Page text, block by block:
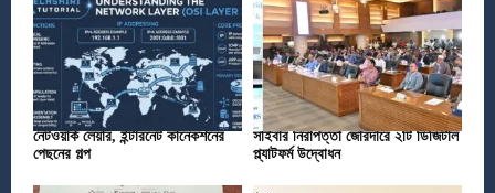
নেটওয়ার্ক লেয়ার, ইন্টারনেট কানেকশনের
পেছনের গল্প
সাইবার নিরাপত্তা জোরদারে ২টি ডিজিটাল
প্ল্যাটফর্ম উদ্বোধন